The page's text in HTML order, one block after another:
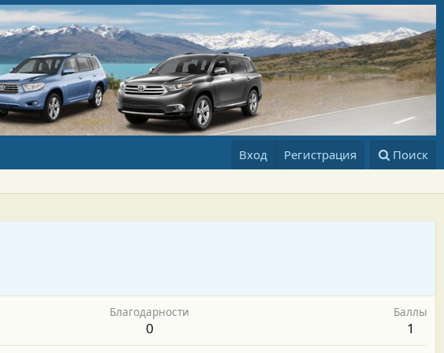
Вход Регистрация Поиск
Благодарности
0
Баллы
1